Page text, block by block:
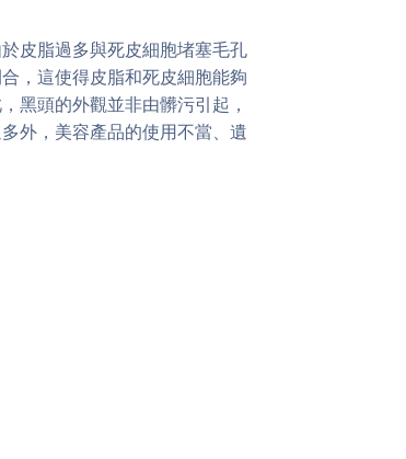
皮脂過多與死皮細胞堵塞毛孔
，這使得皮脂和死皮細胞能夠
黑頭的外觀並非由髒污引起，
外，美容產品的使用不當、遺